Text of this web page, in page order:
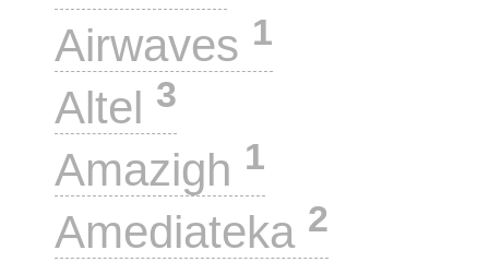
Airwaves 1
Altel 3
Amazigh 1
Amediateka 2